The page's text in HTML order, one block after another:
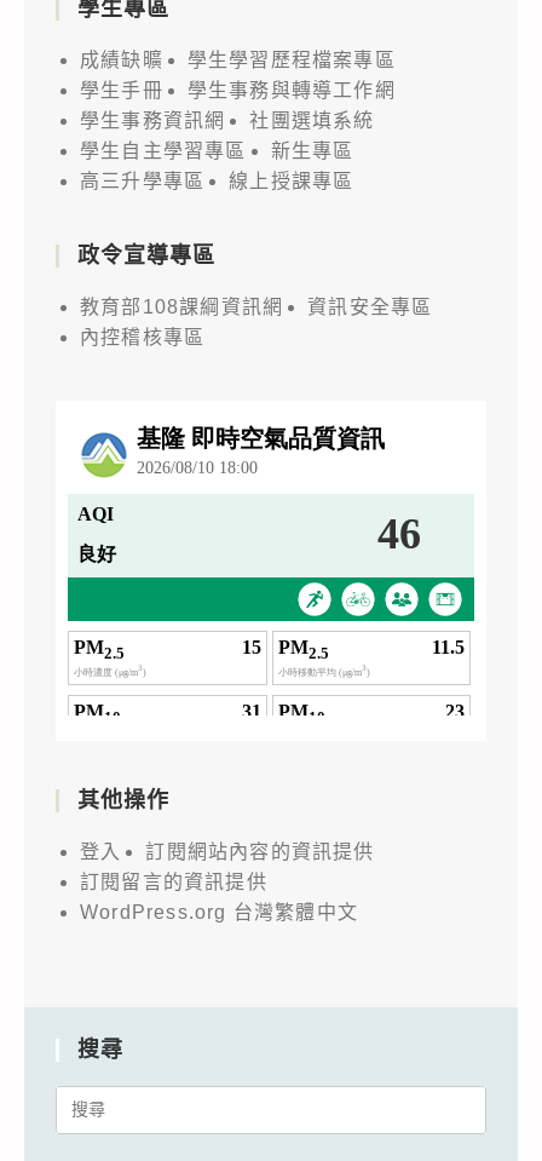
學生專區
成績缺曠
學生學習歷程檔案專區
學生手冊
學生事務與轉導工作網
學生事務資訊網
社團選填系統
學生自主學習專區
新生專區
高三升學專區
線上授課專區
政令宣導專區
教育部108課綱資訊網
資訊安全專區
內控稽核專區
其他操作
登入
訂閱網站內容的資訊提供
訂閱留言的資訊提供
WordPress.org 台灣繁體中文
搜尋
Search